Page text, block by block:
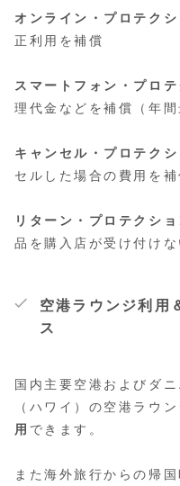
オンライン・プロテクシ
正利用を補償
スマートフォン・プロ
理代金などを補償（年間
キャンセル・プロテクシ
セルした場合の費用を補
リターン・プロテクショ
品を購入店が受け付け
空港ラウンジ利用
ス
国内主要空港およびダ
（ハワイ）の空港ラウン
用 できます。
また海外旅行からの帰